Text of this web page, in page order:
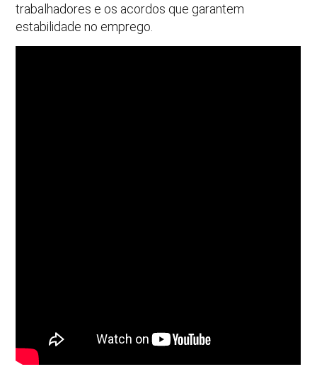
trabalhadores e os acordos que garantem
estabilidade no emprego.